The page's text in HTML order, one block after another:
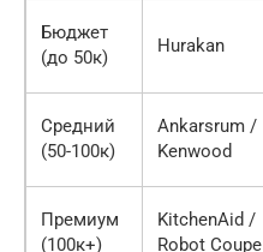
Бюджет
(до 50к)
Hurakan
Средний
(50-100к)
Ankarsrum /
Kenwood
Премиум
(100к+)
KitchenAid /
Robot Coupe